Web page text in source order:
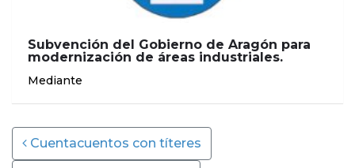
Subvención del Gobierno de Aragón para
modernización de áreas industriales.
Mediante
Post navigation
Cuentacuentos con títeres